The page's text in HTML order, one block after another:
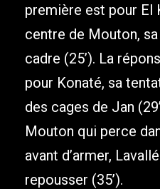
première est pour El
centre de Mouton,
cadre (25’). La
pour Konaté, sa
des cages de Jan
Mouton qui perce
avant d’armer,
repousser (35’).